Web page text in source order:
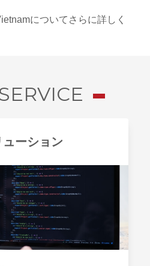
についてさらに詳しく
ューション